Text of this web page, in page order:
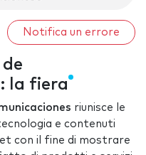
Notifica un errore
la fiera
riunisce le
e contenuti
con il fine di mostrare